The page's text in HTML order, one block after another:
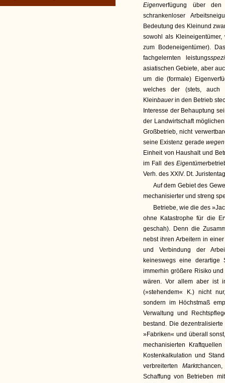
Eigenverfügung über den
schrankenloser
Bedeutung des Kleinund
sowohl als
zum Bodeneigentümer).
fachgelernten leistungs
asiatischen Gebiete, aber
um die (formale)
welches der (stets, auch
Kleinbauerin den Betrieb
Interesse der Behauptung
der Landwirtschaft
Großbetrieb, nicht
seine Existenz gerade
Einheit von Haushalt und
im Fall des Eigentümer
Verh. des XXIV. Dt.
Auf dem Gebiet des
mechanisierter und streng
Betriebe, wie die des
ohne Katastrophe für die
geschah). Denn die
nebst ihren Arbeitern in
und Verbindung der
keineswegs eine derartige
immerhin größere Risiko
wären. Vor allem aber ist
(»stehendem« K.) nicht
sondern im Höchstmaß
Verwaltung und
bestand. Die
»Fabriken« und überall
mechanisierten
Kostenkalkulation und
verbreiterten Markt
Schaffung von Betrieben